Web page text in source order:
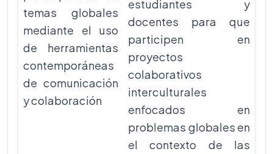
temas globales
mediante el uso
de herramientas
contemporáneas
de comunicación
y colaboración
estudiantes y
docentes para que
participen en
proyectos
colaborativos
interculturales
enfocados en
problemas globales en
el contexto de las